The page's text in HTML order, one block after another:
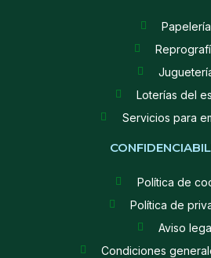
Papelería
Loterías del
Servicios para
Política de
Política de
Aviso
Condiciones